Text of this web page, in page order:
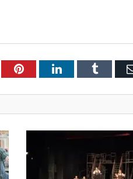
PinterestLinkedInTumblr